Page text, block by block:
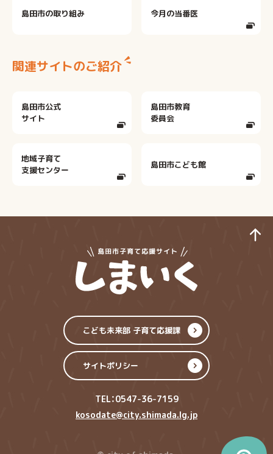
島田市の取り組み 今月の当番医
関連サイトのご紹介
島田市公式
サイト
島田市教育
委員会
地域子育て
支援センター
島田市こども館
こども未来部 子育て応援課
サイトポリシー
TEL：0547-36-7159
kosodate@city.shimada.lg.jp